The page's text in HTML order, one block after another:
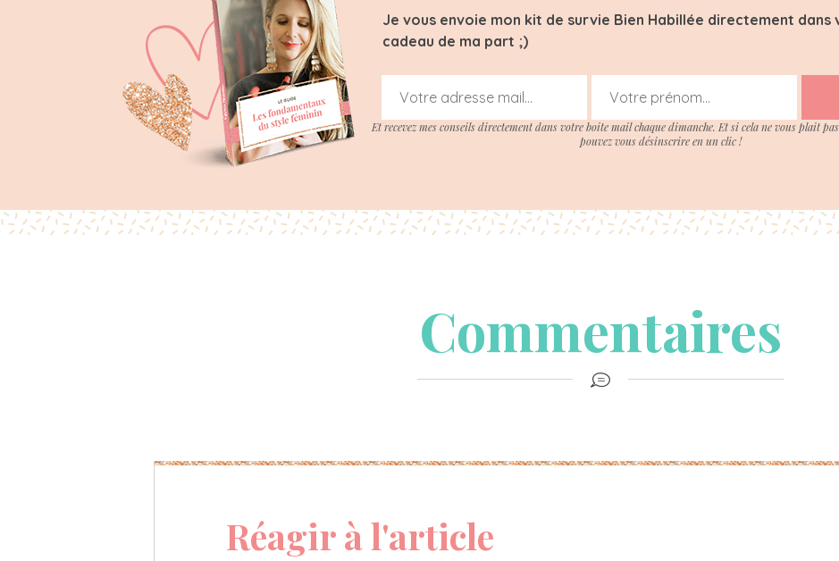
Je vous envoie mon kit de survie Bien Habillée directement dans
cadeau de ma part ;)
Et recevez mes conseils directement dans votre boite mail chaque dimanche. Et si cela ne vous plait
pouvez vous désinscrire en un clic !
Commentaires
Réagir à l'article